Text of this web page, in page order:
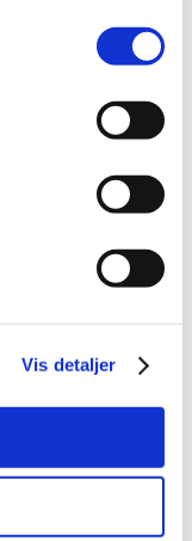
Vis detaljer